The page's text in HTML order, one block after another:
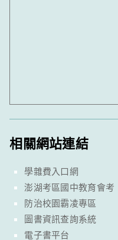
相關網站連結
學雜費入口網
澎湖考區國中教育會考
防治校園霸凌專區
圖書資訊查詢系統
電子書平台